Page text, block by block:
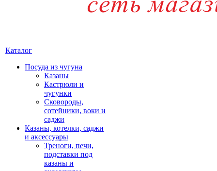
Каталог
Посуда из чугуна
Казаны
Кастрюли и
чугунки
Сковороды,
сотейники, воки и
саджи
Казаны, котелки, саджи
и аксессуары
Треноги, печи,
подставки под
казаны и